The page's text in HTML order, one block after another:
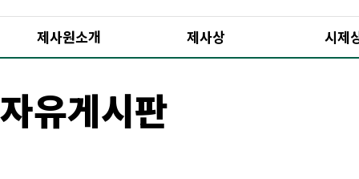
제사원소개 제사상 시제
자유게시판